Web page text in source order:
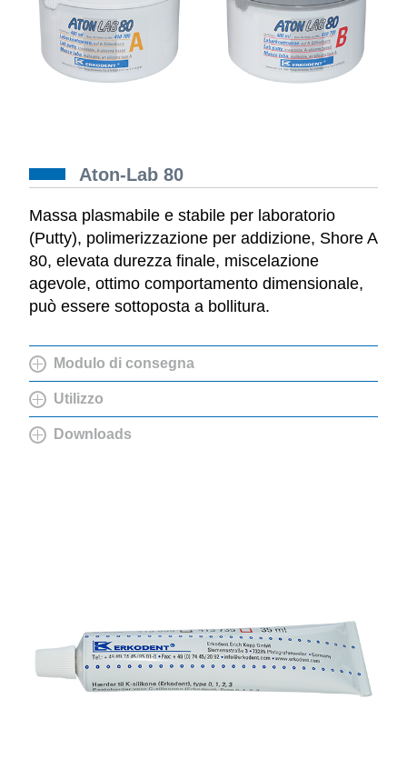
Aton-Lab 80
Massa plasmabile e stabile per laboratorio
(Putty), polimerizzazione per addizione, Shore A
80, elevata durezza finale, miscelazione
agevole, ottimo comportamento dimensionale,
può essere sottoposta a bollitura.
Modulo di consegna
Utilizzo
Downloads